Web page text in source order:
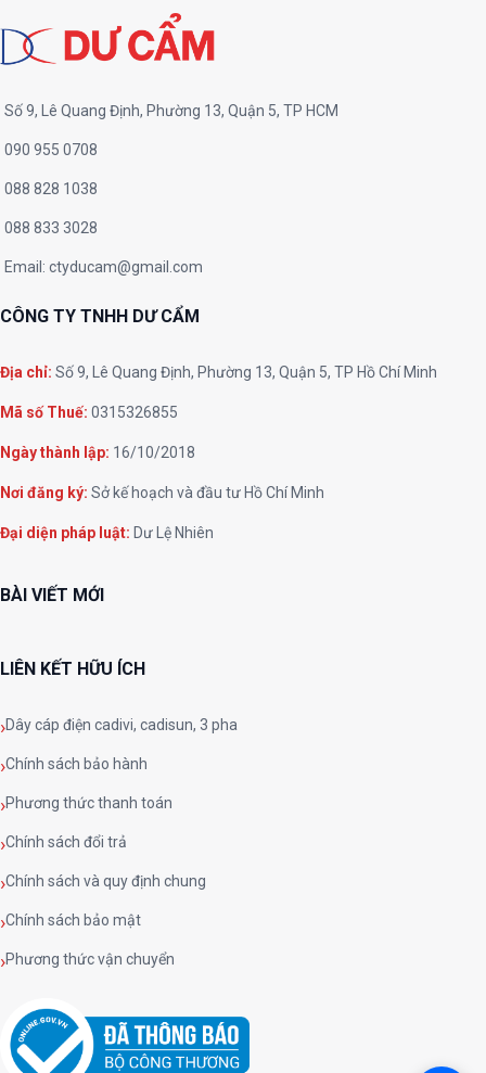
Số 9, Lê Quang Định, Phường 13, Quận 5, TP HCM
090 955 0708
088 828 1038
088 833 3028
Email: ctyducam@gmail.com
CÔNG TY TNHH DƯ CẨM
Địa chỉ: Số 9, Lê Quang Định, Phường 13, Quận 5, TP Hồ Chí Minh
Mã số Thuế: 0315326855
Ngày thành lập: 16/10/2018
Nơi đăng ký: Sở kế hoạch và đầu tư Hồ Chí Minh
Đại diện pháp luật: Dư Lệ Nhiên
BÀI VIẾT MỚI
LIÊN KẾT HỮU ÍCH
Dây cáp điện cadivi, cadisun, 3 pha
Chính sách bảo hành
Phương thức thanh toán
Chính sách đổi trả
Chính sách và quy định chung
Chính sách bảo mật
Phương thức vận chuyển